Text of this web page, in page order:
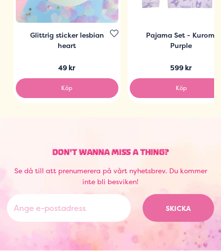
Glittrig sticker lesbian
heart
49 kr
Köp
Pajama Set - Kuromi
Purple
599 kr
Köp
DON'T WANNA MISS A THING?
Se då till att prenumerera på vårt nyhetsbrev. Du kommer
inte bli besviken!
SKICKA